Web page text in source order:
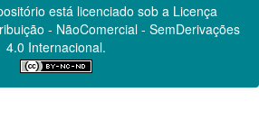
está licenciado sob a Licença
- NãoComercial - SemDerivações
4.0 Internacional.